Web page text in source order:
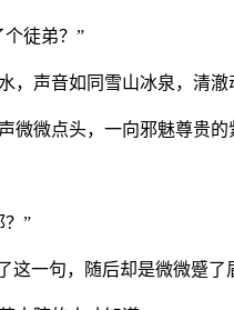
徒弟？”
声音如同雪山冰泉，清澈
微点头，一向邪魅尊贵的
”
这一句，随后却是微微蹙